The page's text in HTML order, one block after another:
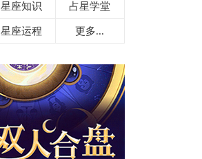
星座知识 占星学堂
星座运程 更多...